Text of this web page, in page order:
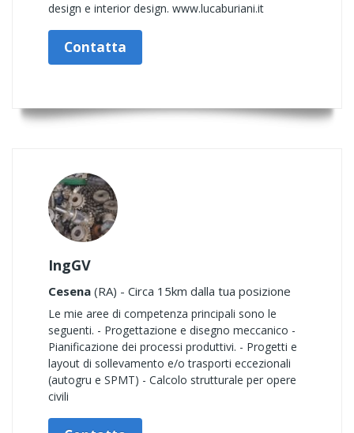
design e interior design. www.lucaburiani.it
Contatta
IngGV
Cesena (RA) - Circa 15km dalla tua posizione
Le mie aree di competenza principali sono le
seguenti. - Progettazione e disegno meccanico -
Pianificazione dei processi produttivi. - Progetti e
layout di sollevamento e/o trasporti eccezionali
(autogru e SPMT) - Calcolo strutturale per opere
civili